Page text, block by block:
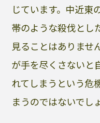
じています。中近東
帯のような殺伐とし
見ることはありませ
が手を尽くさないと
れてしまうという危
まうのではないでし